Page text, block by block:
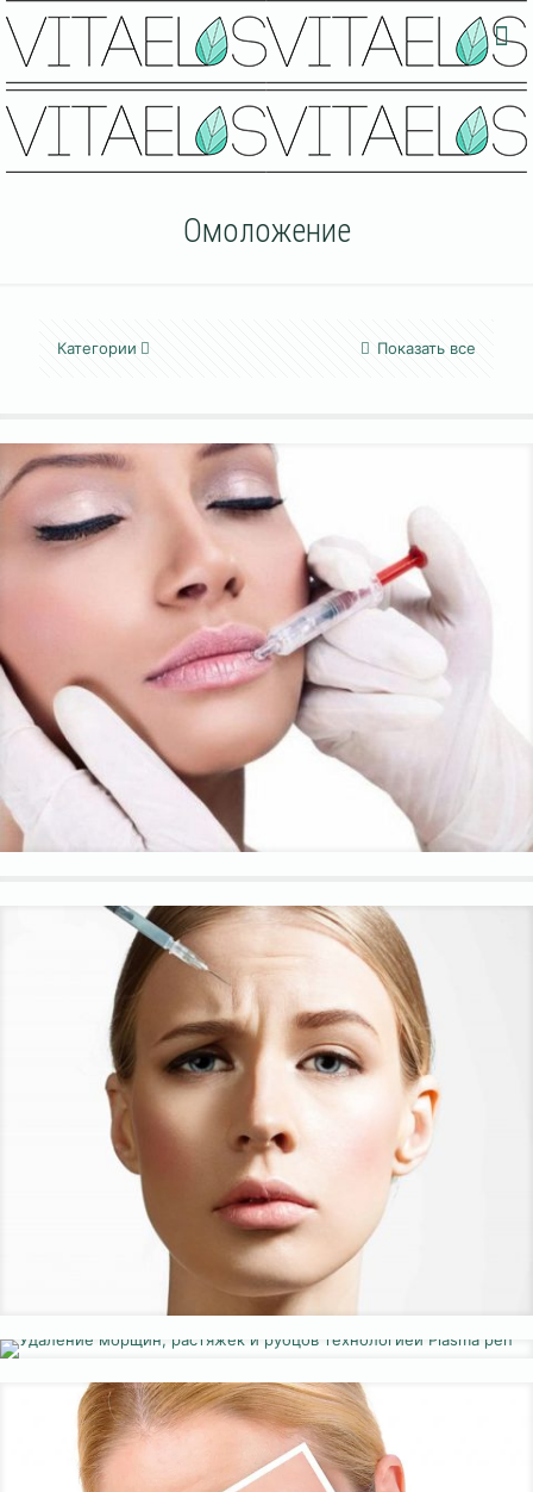
Омоложение
Категории Показать все